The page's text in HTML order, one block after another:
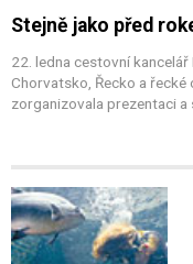
Stejně jako před
22. ledna cestovní
Chorvatsko, Řecko a
zorganizovala prezentaci a